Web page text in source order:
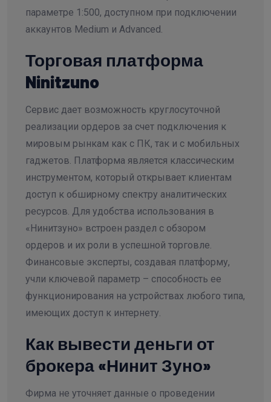
параметре 1:500, доступном при подключении
аккаунтов Medium и Advanced.
Торговая платформа
Ninitzuno
Сервис дает возможность круглосуточной
реализации ордеров за счет подключения к
мировым рынкам как с ПК, так и с мобильных
гаджетов. Платформа является классическим
инструментом, который открывает клиентам
доступ к обширному спектру аналитических
ресурсов. Для удобства использования в
«Нинитзуно» встроен раздел с обзором
ордеров и их роли в успешной торговле.
Финансовые эксперты, создавая платформу,
учли ключевой параметр – способность ее
функционирования на устройствах любого типа,
имеющих доступ к интернету.
Как вывести деньги от
брокера «Нинит Зуно»
Фирма не уточняет данные о проведении